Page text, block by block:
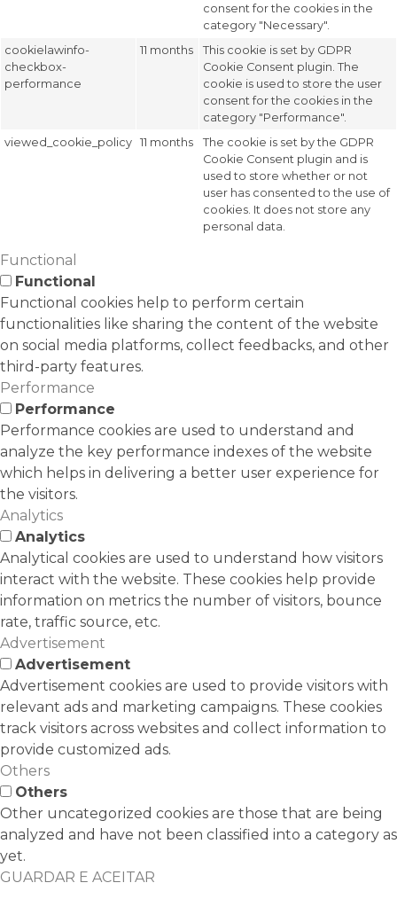
consent for the cookies in the
category "Necessary".
cookielawinfo-
checkbox-
performance
11 months
This cookie is set by GDPR
Cookie Consent plugin. The
cookie is used to store the user
consent for the cookies in the
category "Performance".
viewed_cookie_policy 11 months
The cookie is set by the GDPR
Cookie Consent plugin and is
used to store whether or not
user has consented to the use of
cookies. It does not store any
personal data.
Functional
Functional
Functional cookies help to perform certain
functionalities like sharing the content of the website
on social media platforms, collect feedbacks, and other
third-party features.
Performance
Performance
Performance cookies are used to understand and
analyze the key performance indexes of the website
which helps in delivering a better user experience for
the visitors.
Analytics
Analytics
Analytical cookies are used to understand how visitors
interact with the website. These cookies help provide
information on metrics the number of visitors, bounce
rate, traffic source, etc.
Advertisement
Advertisement
Advertisement cookies are used to provide visitors with
relevant ads and marketing campaigns. These cookies
track visitors across websites and collect information to
provide customized ads.
Others
Others
Other uncategorized cookies are those that are being
analyzed and have not been classified into a category as
yet.
GUARDAR E ACEITAR